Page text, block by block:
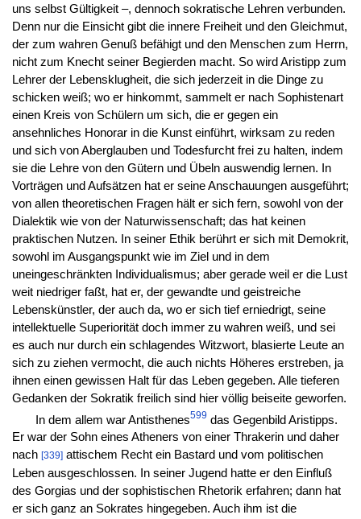
uns selbst Gültigkeit –, dennoch sokratische Lehren verbunden.
Denn nur die Einsicht gibt die innere Freiheit und den Gleichmut,
der zum wahren Genuß befähigt und den Menschen zum Herrn,
nicht zum Knecht seiner Begierden macht. So wird Aristipp zum
Lehrer der Lebensklugheit, die sich jederzeit in die Dinge zu
schicken weiß; wo er hinkommt, sammelt er nach Sophistenart
einen Kreis von Schülern um sich, die er gegen ein
ansehnliches Honorar in die Kunst einführt, wirksam zu reden
und sich von Aberglauben und Todesfurcht frei zu halten, indem
sie die Lehre von den Gütern und Übeln auswendig lernen. In
Vorträgen und Aufsätzen hat er seine Anschauungen ausgeführt;
von allen theoretischen Fragen hält er sich fern, sowohl von der
Dialektik wie von der Naturwissenschaft; das hat keinen
praktischen Nutzen. In seiner Ethik berührt er sich mit Demokrit,
sowohl im Ausgangspunkt wie im Ziel und in dem
uneingeschränkten Individualismus; aber gerade weil er die Lust
weit niedriger faßt, hat er, der gewandte und geistreiche
Lebenskünstler, der auch da, wo er sich tief erniedrigt, seine
intellektuelle Superiorität doch immer zu wahren weiß, und sei
es auch nur durch ein schlagendes Witzwort, blasierte Leute an
sich zu ziehen vermocht, die auch nichts Höheres erstreben, ja
ihnen einen gewissen Halt für das Leben gegeben. Alle tieferen
Gedanken der Sokratik freilich sind hier völlig beiseite geworfen.
In dem allem war Antisthenes599 das Gegenbild Aristipps.
Er war der Sohn eines Atheners von einer Thrakerin und daher
nach [339]attischem Recht ein Bastard und vom politischen
Leben ausgeschlossen. In seiner Jugend hatte er den Einfluß
des Gorgias und der sophistischen Rhetorik erfahren; dann hat
er sich ganz an Sokrates hingegeben. Auch ihm ist die